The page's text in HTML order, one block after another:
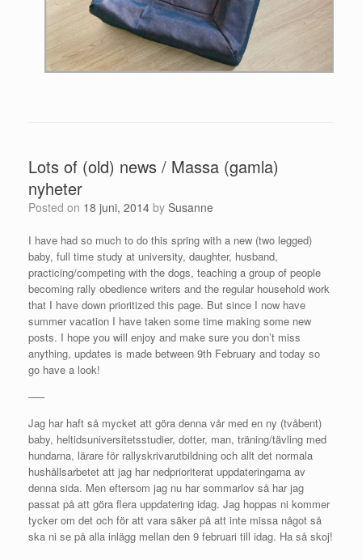
Lots of (old) news / Massa (gamla)
nyheter
Posted on 18 juni, 2014 by Susanne
I have had so much to do this spring with a new (two legged)
baby, full time study at university, daughter, husband,
practicing/competing with the dogs, teaching a group of people
becoming rally obedience writers and the regular household work
that I have down prioritized this page. But since I now have
summer vacation I have taken some time making some new
posts. I hope you will enjoy and make sure you don’t miss
anything, updates is made between 9th February and today so
go have a look!
—–
Jag har haft så mycket att göra denna vår med en ny (tvåbent)
baby, heltidsuniversitetsstudier, dotter, man, träning/tävling med
hundarna, lärare för rallyskrivarutbildning och allt det normala
hushållsarbetet att jag har nedprioriterat uppdateringarna av
denna sida. Men eftersom jag nu har sommarlov så har jag
passat på att göra flera uppdatering idag. Jag hoppas ni kommer
tycker om det och för att vara säker på att inte missa något så
ska ni se på alla inlägg mellan den 9 februari till idag. Ha så skoj!